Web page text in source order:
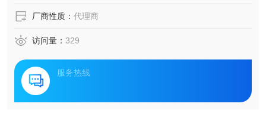
厂商性质： 代理商
访问量： 329
服务热线